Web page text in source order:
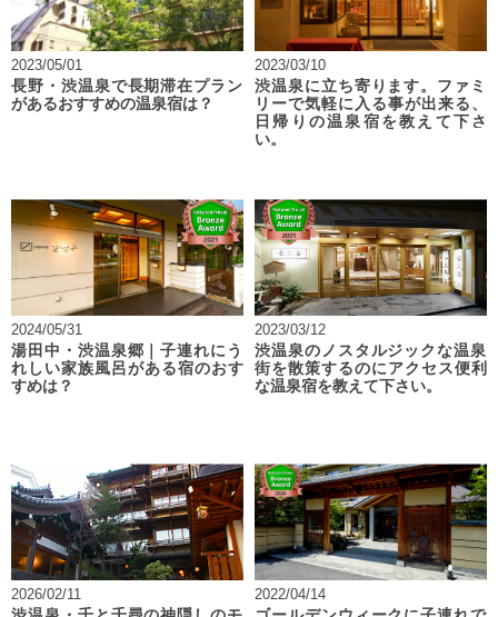
2023/05/01
長野・渋温泉で長期滞在プラン
があるおすすめの温泉宿は？
2023/03/10
渋温泉に立ち寄ります。ファミ
リーで気軽に入る事が出来る、
日帰りの温泉宿を教えて下さ
い。
2024/05/31
湯田中・渋温泉郷｜子連れにう
れしい家族風呂がある宿のおす
すめは？
2023/03/12
渋温泉のノスタルジックな温泉
街を散策するのにアクセス便利
な温泉宿を教えて下さい。
2026/02/11
2022/04/14